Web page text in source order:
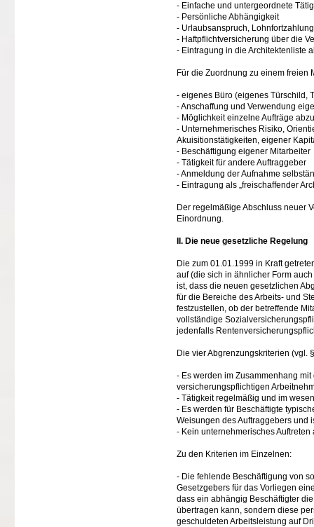
- Einfache und untergeordnete
- Persönliche Abhängigkeit
- Urlaubsanspruch,
- Haftpflichtversicherung über die
- Eintragung in die Architektenliste
Für die Zuordnung zu einem freien
- eigenes Büro (eigenes Türschild,
- Anschaffung und Verwendung
- Möglichkeit einzelne Aufträge
- Unternehmerisches Risiko,
Akuisitionstätigkeiten, eigener
- Beschäftigung eigener Mitarbeiter
- Tätigkeit für andere Auftraggeber
- Anmeldung der Aufnahme
- Eintragung als „freischaffender
Der regelmäßige Abschluss neuer
Einordnung.
II. Die neue gesetzliche Regelung
Die zum 01.01.1999 in Kraft
auf (die sich in ähnlicher Form
ist, dass die neuen gesetzlichen
für die Bereiche des Arbeits- und
festzustellen, ob der betreffende
vollständige
jedenfalls
Die vier Abgrenzungskriterien (vgl.
- Es werden im Zusammenhang
versicherungspflichtigen
- Tätigkeit regelmäßig und im
- Es werden für Beschäftigte
Weisungen des Auftraggebers und
- Kein unternehmerisches Auftreten
Zu den Kriterien im Einzelnen:
- Die fehlende Beschäftigung von
Gesetzgebers für das Vorliegen
dass ein abhängig Beschäftigter
übertragen kann, sondern diese
geschuldeten Arbeitsleistung auf